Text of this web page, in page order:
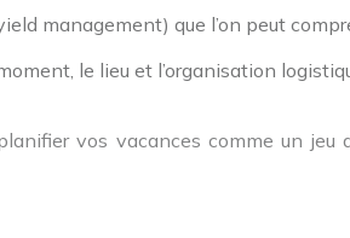
management) que l’on peut
le lieu et l’organisation
vos vacances comme un jeu